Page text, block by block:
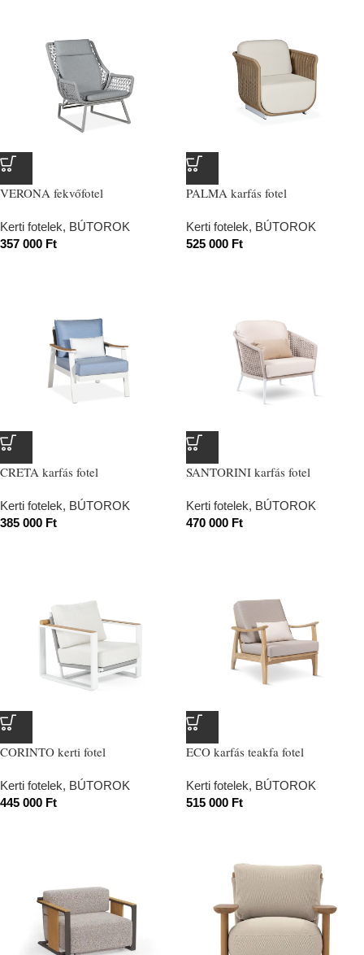
VERONA fekvőfotel
Kerti fotelek, BÚTOROK
357 000 Ft
PALMA karfás fotel
Kerti fotelek, BÚTOROK
525 000 Ft
CRETA karfás fotel
Kerti fotelek, BÚTOROK
385 000 Ft
SANTORINI karfás fotel
Kerti fotelek, BÚTOROK
470 000 Ft
CORINTO kerti fotel
Kerti fotelek, BÚTOROK
445 000 Ft
ECO karfás teakfa fotel
Kerti fotelek, BÚTOROK
515 000 Ft